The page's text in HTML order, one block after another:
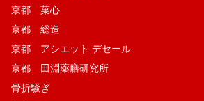
京都 菓​心
京都 総造
京都 アシエット デセール
京都 田淵薬膳研究所
骨折騒ぎ